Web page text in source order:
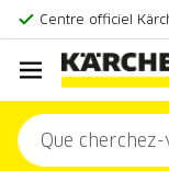
Score client:9,3/10